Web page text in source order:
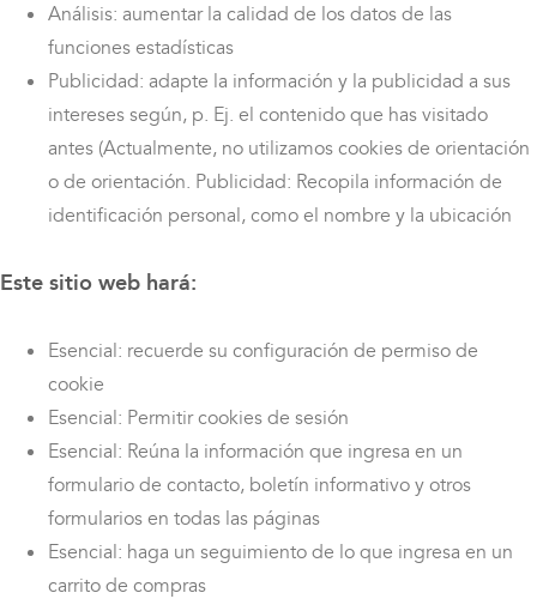
Análisis: aumentar la calidad de los datos de las
funciones estadísticas
Publicidad: adapte la información y la publicidad a sus
intereses según, p. Ej. el contenido que has visitado
antes (Actualmente, no utilizamos cookies de orientación
o de orientación. Publicidad: Recopila información de
identificación personal, como el nombre y la ubicación
Este sitio web hará:
Esencial: recuerde su configuración de permiso de
cookie
Esencial: Permitir cookies de sesión
Esencial: Reúna la información que ingresa en un
formulario de contacto, boletín informativo y otros
formularios en todas las páginas
Esencial: haga un seguimiento de lo que ingresa en un
carrito de compras